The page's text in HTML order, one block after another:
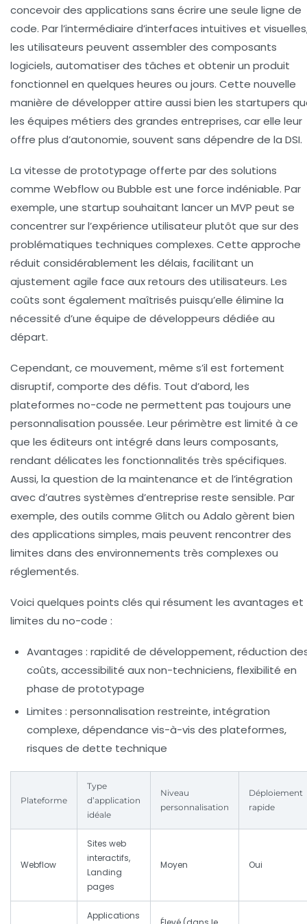
concevoir des applications sans écrire une seule ligne de
code. Par l’intermédiaire d’interfaces intuitives et
les utilisateurs peuvent assembler des composants
logiciels, automatiser des tâches et obtenir un produit
fonctionnel en quelques heures ou jours. Cette nouvelle
manière de développer attire aussi bien les startupers
les équipes métiers des grandes entreprises, car elle leur
offre plus d’autonomie, souvent sans dépendre de la DSI.
La vitesse de prototypage offerte par des solutions
comme Webflow ou Bubble est une force indéniable. Par
exemple, une startup souhaitant lancer un MVP peut se
concentrer sur l’expérience utilisateur plutôt que sur des
problématiques techniques complexes. Cette approche
réduit considérablement les délais, facilitant un
ajustement agile face aux retours des utilisateurs. Les
coûts sont également maîtrisés puisqu’elle élimine la
nécessité d’une équipe de développeurs dédiée au
départ.
Cependant, ce mouvement, même s’il est fortement
disruptif, comporte des défis. Tout d’abord, les
plateformes no-code ne permettent pas toujours une
personnalisation poussée. Leur périmètre est limité à ce
que les éditeurs ont intégré dans leurs composants,
rendant délicates les fonctionnalités très spécifiques.
Aussi, la question de la maintenance et de l’intégration
avec d’autres systèmes d’entreprise reste sensible. Par
exemple, des outils comme Glitch ou Adalo gèrent bien
des applications simples, mais peuvent rencontrer des
limites dans des environnements très complexes ou
réglementés.
Voici quelques points clés qui résument les avantages et
limites du no-code :
Avantages : rapidité de développement, réduction
coûts, accessibilité aux non-techniciens, flexibilité en
phase de prototypage
Limites : personnalisation restreinte, intégration
complexe, dépendance vis-à-vis des plateformes,
risques de dette technique
Plateforme
Type
d’application
idéale
Niveau
personnalisation
Déploiement
rapide
Webflow
Sites web
interactifs,
Landing
pages
Moyen Oui
Applications